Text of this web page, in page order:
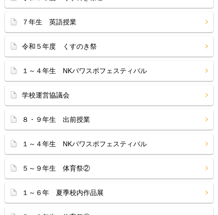
７年生 英語授業
令和５年度 くすのき祭
１～４年生 NKパワスポフェスティバル
学校運営協議会
８・９年生 出前授業
１～４年生 NKパワスポフェスティバル
５～９年生 体育祭②
１～６年 夏季校内作品展